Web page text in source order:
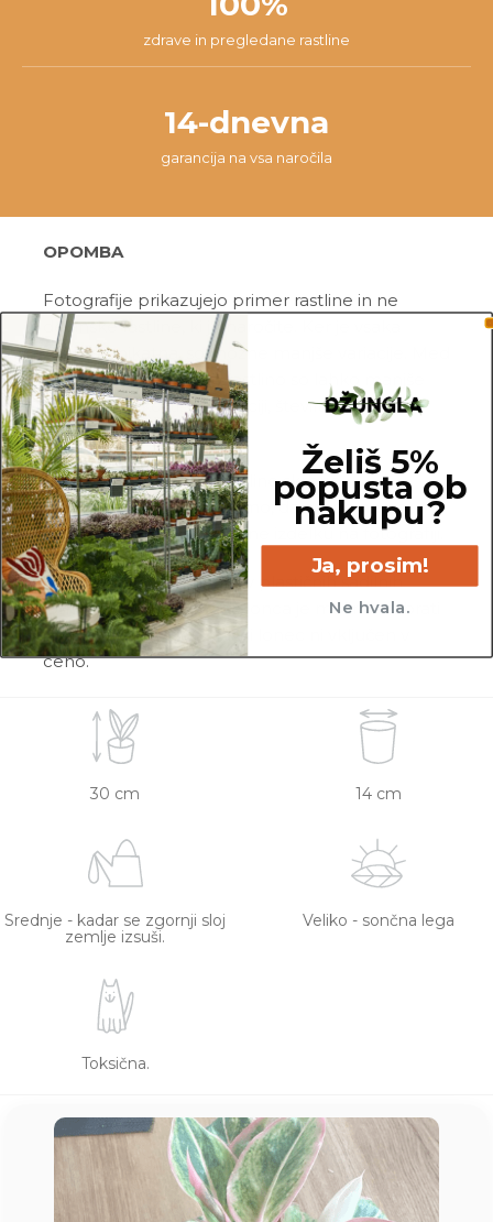
zdrave in pregledane rastline
14-dnevna
garancija na vsa naročila
OPOMBA
Fotografije prikazujejo primer rastline in ne
dejanske rastline, ki jo naročite. Ker je vsaka
rastlina unikatna, so možne manjše variacije. Med
prikazano in kupljeno rastlino so lahko manjše
razlike v velikosti, variegaciji, številu listov, vej,
cvetov, itd …
Pred pošiljanjem vse rastline skrbno
pregledamo in zagotovimo, da gredo na pot
zdrave in čim bolj podobne izdelku na fotografiji.
Vse rastline so primarno v plastičnih sadilnih
lončkih. Višino sadilnega lonca je možno razbrati
iz slike z metrom. Okrasni lonec ni vključen v
ceno.
30 cm 14 cm
Srednje - kadar se zgornji sloj
zemlje izsuši.
Veliko - sončna lega
Toksična.
Želiš 5%
popusta ob
nakupu?
Ja, prosim!
Ne hvala.